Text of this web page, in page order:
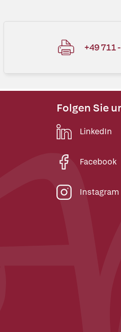
+49 711
Folgen Sie
LinkedIn
Facebook
Instagram